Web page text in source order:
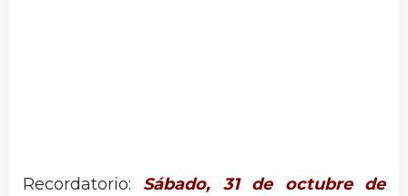
Recordatorio: Sábado, 31 de octubre de